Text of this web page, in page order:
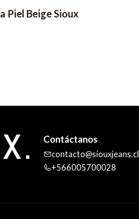
Piel Beige Sioux
Contáctanos
contacto@siouxjeans.cl
+566005700028